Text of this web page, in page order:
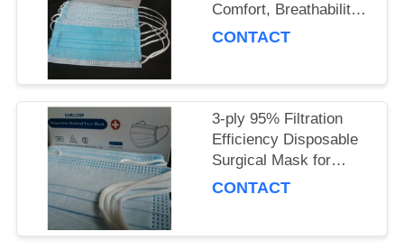
Comfort, Breathability
& Reusability
CONTACT
3-ply 95% Filtration
Efficiency Disposable
Surgical Mask for
Adults, Polypropylene
CONTACT